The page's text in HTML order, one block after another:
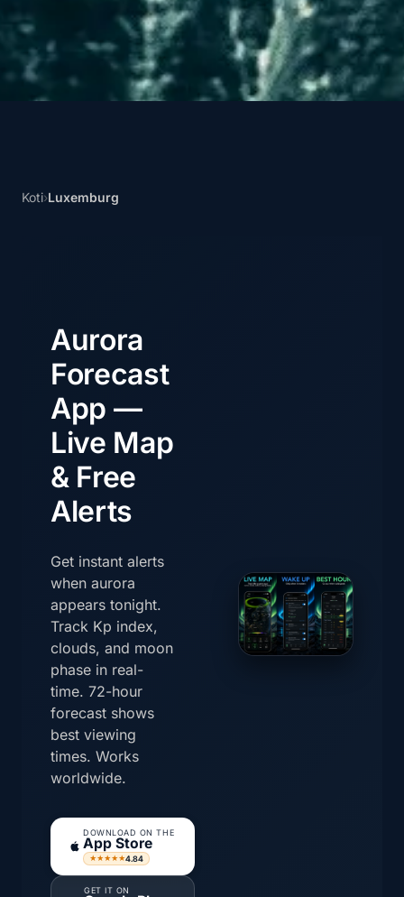
Koti›Luxemburg
Aurora
Forecast
App —
Live Map
& Free
Alerts
Get instant alerts
when aurora
appears tonight.
Track Kp index,
clouds, and moon
phase in real-
time. 72-hour
forecast shows
best viewing
times. Works
worldwide.
DOWNLOAD ON THE
App Store
★★★★★4.84
GET IT ON